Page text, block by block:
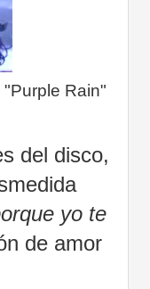
Rain"
del disco,
yo te
de amor